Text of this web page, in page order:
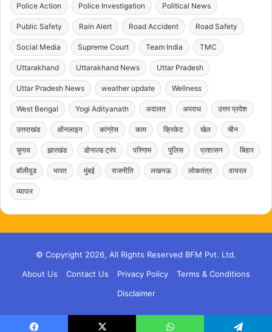
Police Action Police Investigation Political News
Public Safety Rain Alert Road Accident Road Safety
Social Media Supreme Court Team India TMC
Uttarakhand Uttarakhand News Uttar Pradesh
Uttar Pradesh News weather update Wellness
West Bengal Yogi Adityanath अदालत अपराध उत्तर प्रदेश
उत्तराखंड ऑनलाइन कांग्रेस काम क्रिकेट खेल चीन
चुनाव झारखंड डोनाल्ड ट्रंप परिणाम पुलिस प्रशासन बिहार
बॉलीवुड भारत मुंबई राजनीति लखनऊ लोकतंत्र वायरल
व्यापार
© Copyright 2026, All Rights Reserved BFM Pvt. Ltd.
About Us
Contact Us Privacy Policy
Terms & Conditions
Disclaimer